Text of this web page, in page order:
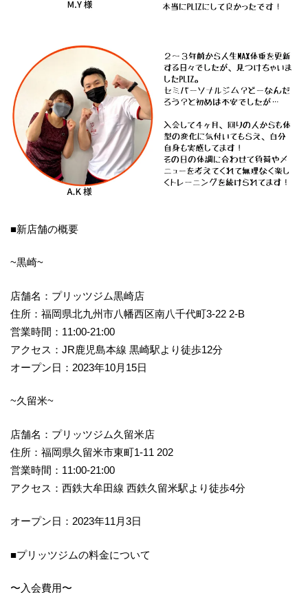
■新店舗の概要
~黒崎~
店舗名：プリッツジム黒崎店
住所：福岡県北九州市八幡西区南八千代町3-22 2-B
営業時間：11:00-21:00
アクセス：JR鹿児島本線 黒崎駅より徒歩12分
オープン日：2023年10月15日
~久留米~
店舗名：プリッツジム久留米店
住所：福岡県久留米市東町1-11 202
営業時間：11:00-21:00
アクセス：西鉄大牟田線 西鉄久留米駅より徒歩4分
オープン日：2023年11月3日
■プリッツジムの料金について
〜入会費用〜